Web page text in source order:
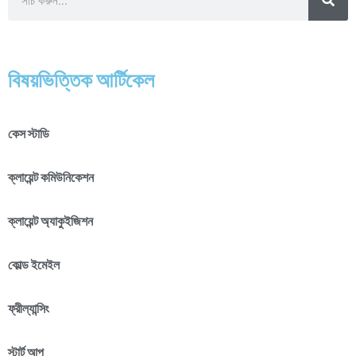
বিষয়ভিত্তিক আর্টিকেল
কেস স্টাডি
ক্লায়েন্ট কমিউনিকেশন
ক্লায়েন্ট অ্যাকুইজিশন
কোল্ড ইমেইল
ফ্রীল্যান্সিং
স্টার্ট আপ